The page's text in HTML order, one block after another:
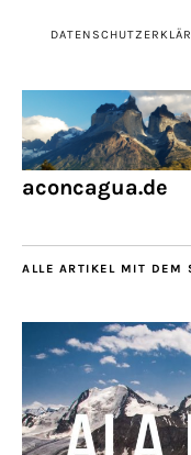
aconcagua.de
ALLE ARTIKEL MIT DEM